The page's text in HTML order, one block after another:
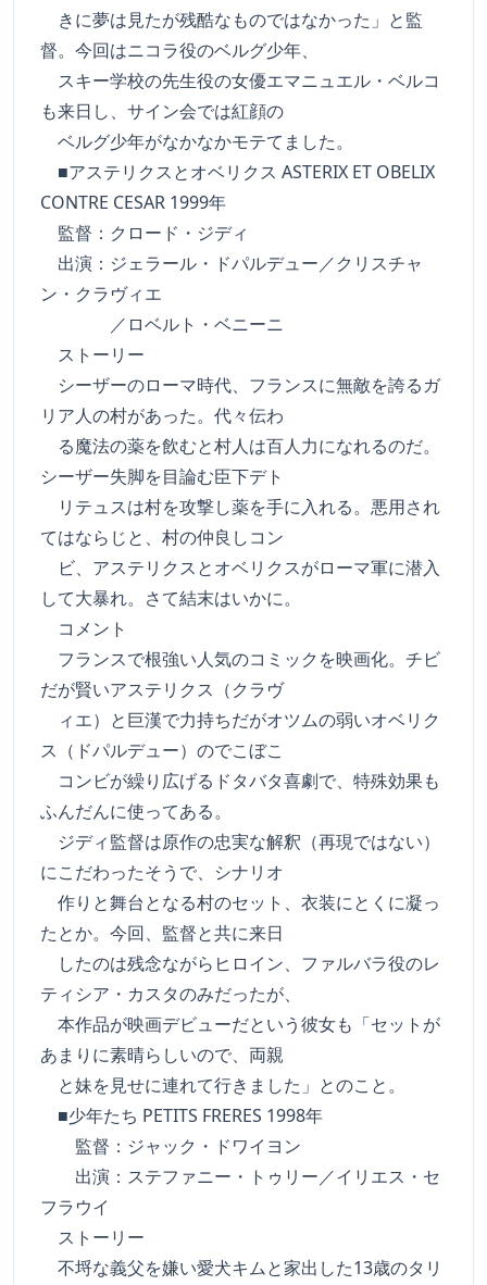
きに夢は見たが残酷なものではなかった」と監
督。今回はニコラ役のベルグ少年、
スキー学校の先生役の女優エマニュエル・ベルコ
も来日し、サイン会では紅顔の
ベルグ少年がなかなかモテてました。
■アステリクスとオベリクス ASTERIX ET OBELIX
CONTRE CESAR 1999年
監督：クロード・ジディ
出演：ジェラール・ドパルデュー／クリスチャ
ン・クラヴィエ
／ロベルト・ベニーニ
ストーリー
シーザーのローマ時代、フランスに無敵を誇るガ
リア人の村があった。代々伝わ
る魔法の薬を飲むと村人は百人力になれるのだ。
シーザー失脚を目論む臣下デト
リテュスは村を攻撃し薬を手に入れる。悪用され
てはならじと、村の仲良しコン
ビ、アステリクスとオベリクスがローマ軍に潜入
して大暴れ。さて結末はいかに。
コメント
フランスで根強い人気のコミックを映画化。チビ
だが賢いアステリクス（クラヴ
ィエ）と巨漢で力持ちだがオツムの弱いオベリク
ス（ドパルデュー）のでこぼこ
コンビが繰り広げるドタバタ喜劇で、特殊効果も
ふんだんに使ってある。
ジディ監督は原作の忠実な解釈（再現ではない）
にこだわったそうで、シナリオ
作りと舞台となる村のセット、衣装にとくに凝っ
たとか。今回、監督と共に来日
したのは残念ながらヒロイン、ファルバラ役のレ
ティシア・カスタのみだったが、
本作品が映画デビューだという彼女も「セットが
あまりに素晴らしいので、両親
と妹を見せに連れて行きました」とのこと。
■少年たち PETITS FRERES 1998年
監督：ジャック・ドワイヨン
出演：ステファニー・トゥリー／イリエス・セ
フラウイ
ストーリー
不埒な義父を嫌い愛犬キムと家出した13歳のタリ